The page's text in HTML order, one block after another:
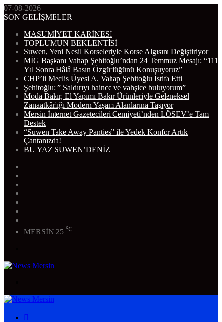
07-08-2026
SON GELİŞMELER
MASUMİYET KARİNESİ
TOPLUMUN BEKLENTİSİ
Suwen, Yeni Nesil Korseleriyle Korse Algısını Değiştiriyor
MİG Başkanı Vahap Şehitoğlu’ndan 24 Temmuz Mesajı: “111
Yıl Sonra Hâlâ Basın Özgürlüğünü Konuşuyoruz”
CHP’li Meclis Üyesi A. Vahap Şehitoğlu İstifa Etti
Şehitoğlu: ” Saldırıyı haince ve vahşice buluyorum”
Moda Bakır, El Yapımı Bakır Ürünleriyle Geleneksel
Zanaatkârlığı Modern Yaşam Alanlarına Taşıyor
Mersin İnternet Gazetecileri Cemiyeti’nden LÖSEV’e Tam
Destek
“Suwen Take Away Panties” ile Yedek Konfor Artık
Çantanızda!
BU YAZ SUWEN’DENİZ
MERSİN 25 ℃
...